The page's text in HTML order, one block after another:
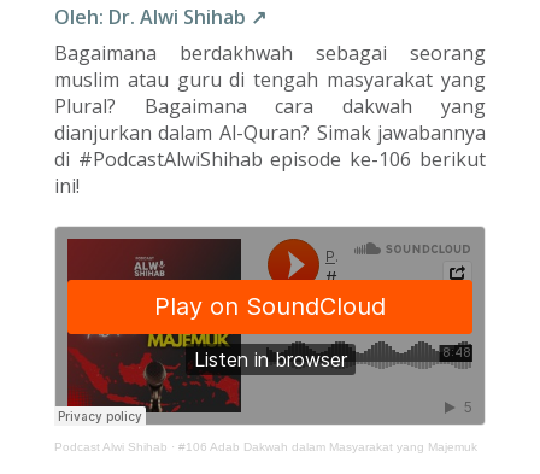
Oleh: Dr. Alwi Shihab ↗
Bagaimana berdakhwah sebagai seorang
muslim atau guru di tengah masyarakat yang
Plural? Bagaimana cara dakwah yang
dianjurkan dalam Al-Quran? Simak jawabannya
di #PodcastAlwiShihab episode ke-106 berikut
ini!
Podcast Alwi Shihab · #106 Adab Dakwah dalam Masyarakat yang Majemuk